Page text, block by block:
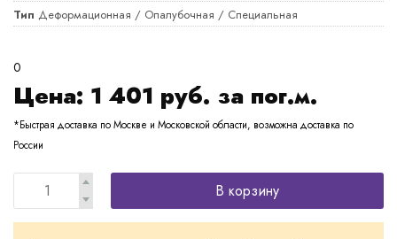
Тип Деформационная / Опалубочная / Специальная
0
Цена: 1 401 руб. за пог.м.
*Быстрая доставка по Москве и Московской области, возможна доставка по
России
В корзину